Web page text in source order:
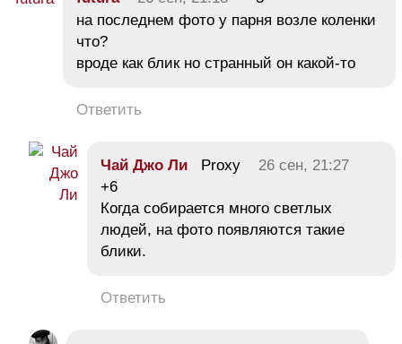
на последнем фото у парня возле коленки
что?
вроде как блик но странный он какой-то
Ответить
Чай Джо Ли Proxy
26 сен, 21:27
+6
Когда собирается много светлых
людей, на фото появляются такие
блики.
Ответить